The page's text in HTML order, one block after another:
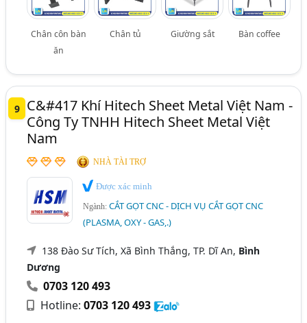
Chân côn bàn
ăn
Chân tủ Giường sắt Bàn coffee
9
C&#417 Khí Hitech Sheet Metal Việt Nam -
Công Ty TNHH Hitech Sheet Metal Việt
Nam
NHÀ TÀI TRỢ
Được xác minh
Ngành:CẮT GỌT CNC - DỊCH VỤ CẮT GỌT CNC
(PLASMA, OXY - GAS,.)
138 Đào Sư Tích, Xã Bình Thắng, TP. Dĩ An, Bình
Dương
0703 120 493
Hotline:0703 120 493